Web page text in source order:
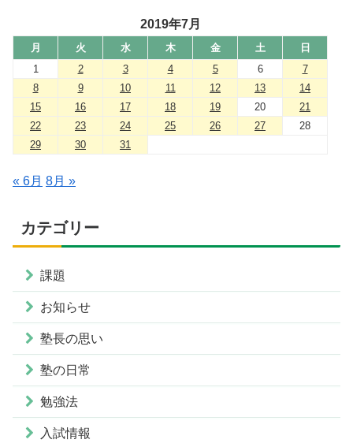
2019年7月
月 火 水 木 金 土
日
1
2 3 4 5 6
7
8
9 10 11 12 13
14
15
16 17 18 19 20
21
22
23 24 25 26 27
28
29
30 31
« 6月 8月 »
カテゴリー
課題
お知らせ
塾長の思い
塾の日常
勉強法
入試情報